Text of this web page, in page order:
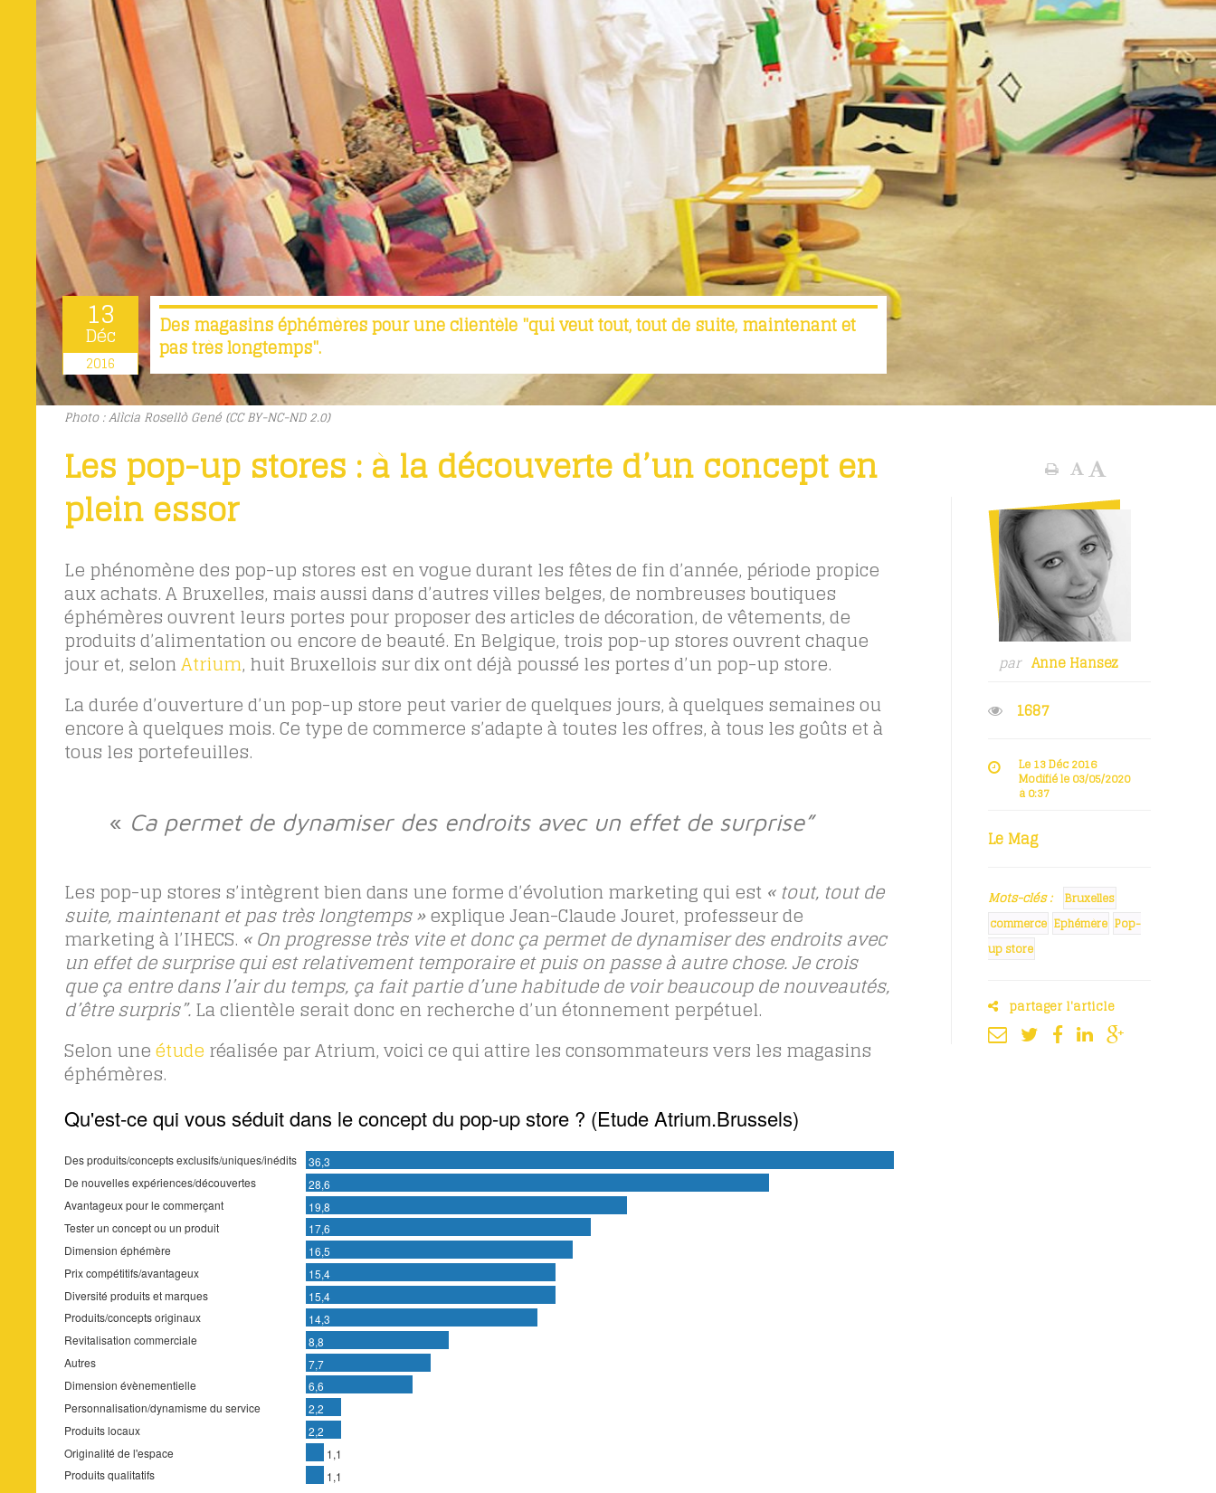
13
Déc
2016
Des magasins éphémères pour une clientèle "qui veut tout, tout de suite, maintenant et
pas très longtemps".
Photo : Alìcia Rosellò Gené (CC BY-NC-ND 2.0)
Les pop-up stores : à la découverte d’un concept en
plein essor
Le phénomène des pop-up stores est en vogue durant les fêtes de fin d’année, période propice
aux achats. A Bruxelles, mais aussi dans d’autres villes belges, de nombreuses boutiques
éphémères ouvrent leurs portes pour proposer des articles de décoration, de vêtements, de
produits d’alimentation ou encore de beauté. En Belgique, trois pop-up stores ouvrent chaque
jour et, selonAtrium, huit Bruxellois sur dix ont déjà poussé les portes d’un pop-up store.
La durée d’ouverture d’un pop-up store peut varier de quelques jours, à quelques semaines ou
encore à quelques mois. Ce type de commerce s’adapte à toutes les offres, à tous les goûts et à
tous les portefeuilles.
« Ca permet de dynamiser des endroits avec un effet de surprise”
Les pop-up stores s’intègrent bien dans une forme d’évolution marketing qui est « tout, tout de
suite, maintenant et pas très longtemps »explique Jean-Claude Jouret, professeur de
marketing à l’IHECS. « On progresse très vite et donc ça permet de dynamiser des endroits avec
un effet de surprise qui est relativement temporaire et puis on passe à autre chose. Je crois
que ça entre dans l’air du temps, ça fait partie d’une habitude de voir beaucoup de nouveautés,
d’être surpris”.La clientèle serait donc en recherche d’un étonnement perpétuel.
Selon uneétude réalisée par Atrium, voici ce qui attire les consommateurs vers les magasins
éphémères.
par Anne Hansez
1687
Le 13 Déc 2016
Modifié le 03/05/2020
à 0:37
Le Mag
Mots-clés :
Bruxelles
commerce Ephémère Pop-
up store
partager l'article